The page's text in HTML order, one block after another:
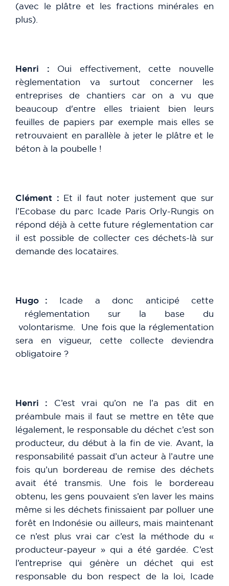
(avec le plâtre et les fractions minérales en
plus).
Henri : Oui effectivement, cette nouvelle
règlementation va surtout concerner les
entreprises de chantiers car on a vu que
beaucoup d'entre elles triaient bien leurs
feuilles de papiers par exemple mais elles se
retrouvaient en parallèle à jeter le plâtre et le
béton à la poubelle !
Clément : Et il faut noter justement que sur
l’Ecobase du parc Icade Paris Orly-Rungis on
répond déjà à cette future réglementation car
il est possible de collecter ces déchets-là sur
demande des locataires.
Hugo : Icade a donc anticipé cette
réglementation sur la base du
volontarisme. Une fois que la réglementation
sera en vigueur, cette collecte deviendra
obligatoire ?
Henri : C’est vrai qu’on ne l’a pas dit en
préambule mais il faut se mettre en tête que
légalement, le responsable du déchet c’est son
producteur, du début à la fin de vie. Avant, la
responsabilité passait d’un acteur à l’autre une
fois qu’un bordereau de remise des déchets
avait été transmis. Une fois le bordereau
obtenu, les gens pouvaient s’en laver les mains
même si les déchets finissaient par polluer une
forêt en Indonésie ou ailleurs, mais maintenant
ce n’est plus vrai car c’est la méthode du «
producteur-payeur » qui a été gardée. C’est
l’entreprise qui génère un déchet qui est
responsable du bon respect de la loi, Icade